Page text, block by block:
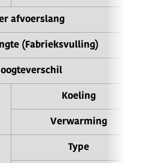
afvoerslang
(Fabrieksvulling)
Koeling
Verwarming
Type